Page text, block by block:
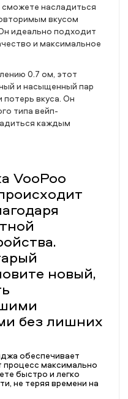
насладиться
вкусом
идеально подходит
и максимальное
0.7 ом, этот
и насыщенный пар
потерь вкуса. Он
типа вейп-
каждым
VooPoo
новый,
без лишних
обеспечивает
максимально
быстро и легко
не теряя времени на